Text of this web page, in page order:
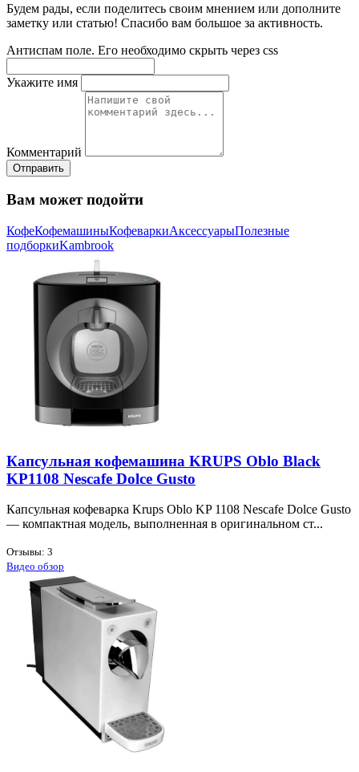
Будем рады, если поделитесь своим мнением или дополните
заметку или статью! Спасибо вам большое за активность.
Антиспам поле. Его необходимо скрыть через css
Укажите имя
Комментарий
Отправить
Вам может подойти
КофеКофемашиныКофеваркиАксессуарыПолезные
подборкиKambrook
Капсульная кофемашина KRUPS Oblo Black
KP1108 Nescafe Dolce Gusto
Кап­суль­ная ко­фе­вар­ка Krups Oblo KP 1108 Nescafe Dolce Gusto
— ком­пакт­ная мо­дель, вы­пол­нен­ная в ори­ги­наль­ном ст...
Отзывы: 3
Видео обзор